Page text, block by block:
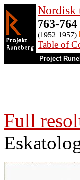
Nordisk
763-764
(1952-1957)
Table of
Project
Full